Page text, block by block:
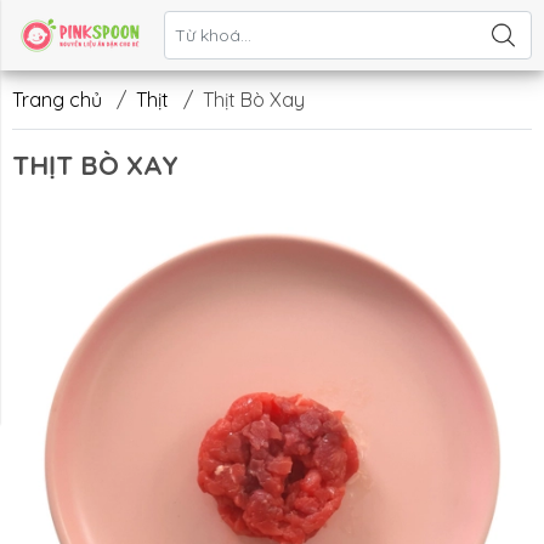
Liên hệ
Trang chủ / Thịt / Thịt Bò Xay
THỊT BÒ XAY